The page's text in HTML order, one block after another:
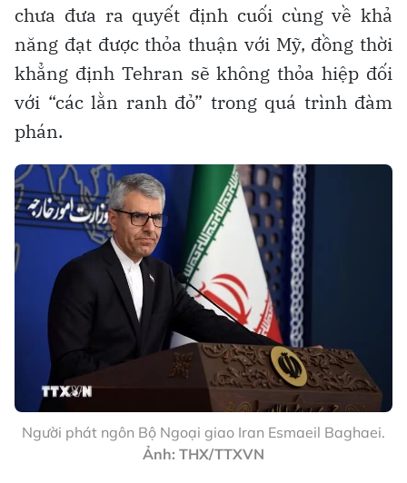
chưa đưa ra quyết định cuối cùng về khả
năng đạt được thỏa thuận với Mỹ, đồng thời
khẳng định Tehran sẽ không thỏa hiệp đối
với “các lằn ranh đỏ” trong quá trình đàm
phán.
Người phát ngôn Bộ Ngoại giao Iran Esmaeil Baghaei.
Ảnh: THX/TTXVN